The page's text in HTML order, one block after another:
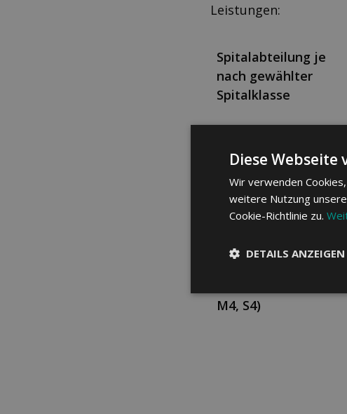
Leistungen:
Spitalabteilung je
nach gewählter
Spitalklasse
Geburtshaus
Selbstbehalt bei
M4, S4)
Diese Webseite
Wir verwenden
weitere Nutzung
Cookie-Richtlinie zu.
DETAILS ANZEIGEN